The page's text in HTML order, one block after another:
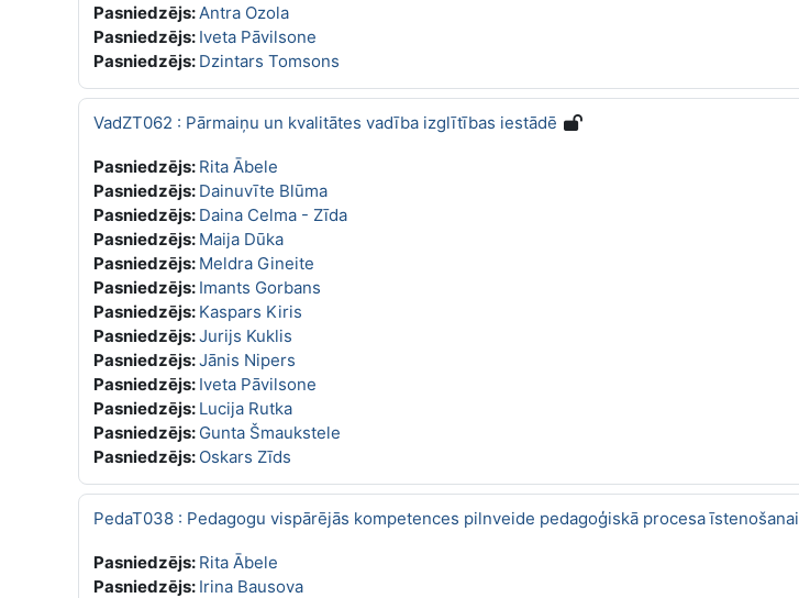
Pasniedzējs:Antra Ozola
Pasniedzējs: Iveta Pāvilsone
Pasniedzējs: Dzintars Tomsons
VadZT062 : Pārmaiņu un kvalitātes vadība izglītības iestādē
Pasniedzējs: Rita Ābele
Pasniedzējs: Dainuvīte Blūma
Pasniedzējs: Daina Celma - Zīda
Pasniedzējs: Maija Dūka
Pasniedzējs: Meldra Gineite
Pasniedzējs: Imants Gorbans
Pasniedzējs: Kaspars Kiris
Pasniedzējs:Jurijs Kuklis
Pasniedzējs:Jānis Nipers
Pasniedzējs: Iveta Pāvilsone
Pasniedzējs: Lucija Rutka
Pasniedzējs: Gunta Šmaukstele
Pasniedzējs: Oskars Zīds
PedaT038 : Pedagogu vispārējās kompetences pilnveide pedagoģiskā procesa īstenošanai
Pasniedzējs: Rita Ābele
Pasniedzējs: Irina Bausova